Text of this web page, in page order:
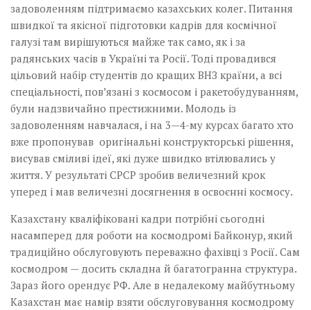
задоволенням підтримаємо казахських колег. Питання
швидкої та якісної підготовки кадрів для космічної
галузі там вирішуються майже так само, як і за
радянських часів в Україні та Росії. Тоді провадився
цільовий набір студентів до кращих ВНЗ країни, а всі
спеціальності, пов’язані з космосом і ракетобудуванням,
були надзвичайно престижними. Молодь із
задоволенням навчалася, і на 3—4-му курсах багато хто
вже пропонував оригінальні конструкторські рішення,
висував сміливі ідеї, які дуже швидко втілювались у
життя. У результаті СРСР зробив величезний крок
уперед і мав величезні досягнення в освоєнні космосу.
Казахстану кваліфіковані кадри потрібні сьогодні
насамперед для роботи на космодромі Байконур, який
традиційно обслуговують переважно фахівці з Росії. Сам
космодром — досить складна й багатогранна структура.
Зараз його орендує РФ. Але в недалекому майбутньому
Казахстан має намір взяти обслуговування космодрому